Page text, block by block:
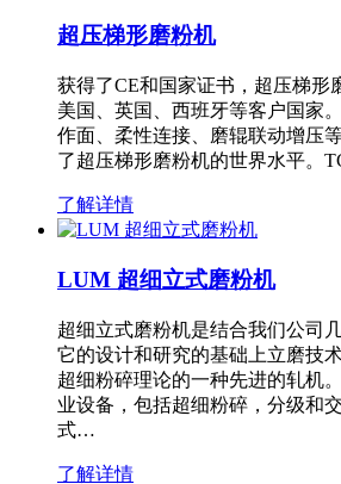
超压梯形磨粉机
获得了CE和国家证书，超压梯形
美国、英国、西班牙等客户国家
作面、柔性连接、磨辊联动增压
了超压梯形磨粉机的世界水平。
了解详情
LUM 超细立式磨粉机
超细立式磨粉机是结合我们公司
它的设计和研究的基础上立磨技
超细粉碎理论的一种先进的轧机
业设备，包括超细粉碎，分级和
式…
了解详情